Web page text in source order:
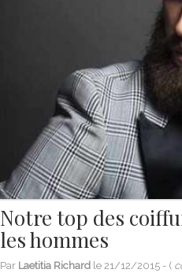
Notre top des
les hommes
Par Laetitia Richard le 21/12/2015 - (